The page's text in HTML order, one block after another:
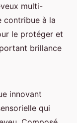
multi-
contribue à la
le protéger et
brillance
innovant
qui